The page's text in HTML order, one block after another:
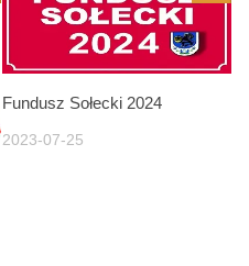
Fundusz Sołecki 2024
2023-07-25